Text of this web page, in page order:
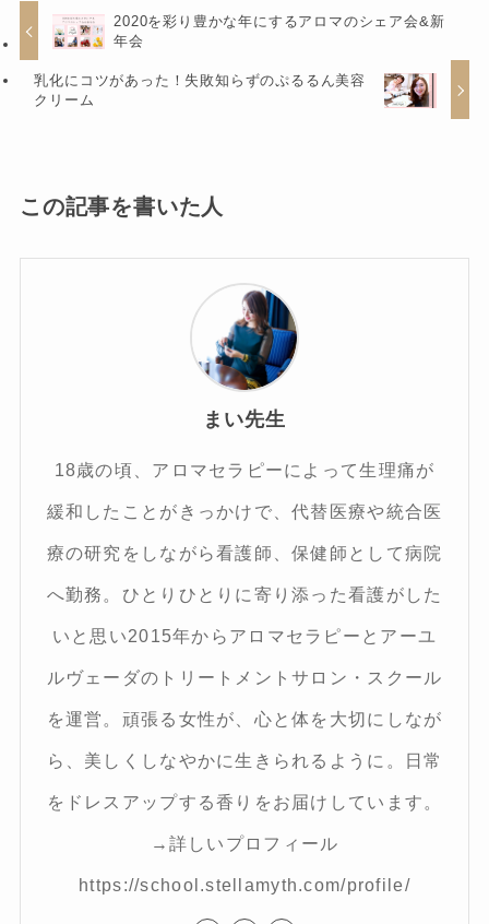
2020を彩り豊かな年にするアロマのシェア会&新
年会
乳化にコツがあった！失敗知らずのぷるるん美容
クリーム
この記事を書いた人
まい先生
18歳の頃、アロマセラピーによって生理痛が
緩和したことがきっかけで、代替医療や統合医
療の研究をしながら看護師、保健師として病院
へ勤務。ひとりひとりに寄り添った看護がした
いと思い2015年からアロマセラピーとアーユ
ルヴェーダのトリートメントサロン・スクール
を運営。頑張る女性が、心と体を大切にしなが
ら、美しくしなやかに生きられるように。日常
をドレスアップする香りをお届けしています。
→詳しいプロフィール
https://school.stellamyth.com/profile/